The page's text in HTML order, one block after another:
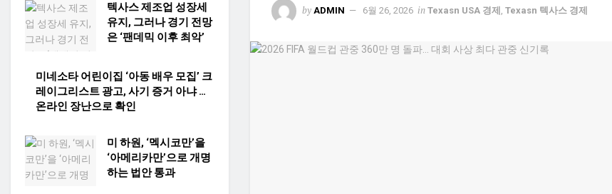
by ADMIN 6월 26, 2026 in Texasn USA 경제 Texasn 텍사스 경제
텍사스 제조업 성장세
유지, 그러나 경기 전망
은 ‘팬데믹 이후 최악’
미네소타 어린이집 ‘아동 배우 모집’ 크
레이그리스트 광고, 사기 증거 아냐 …
온라인 장난으로 확인
미 하원, ‘멕시코만’을
‘아메리카만’으로 개명
하는 법안 통과